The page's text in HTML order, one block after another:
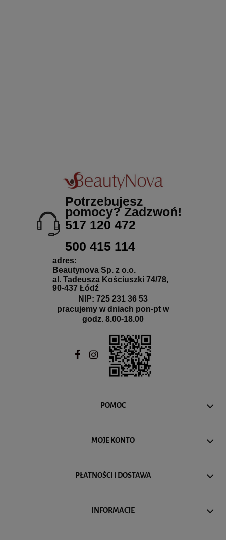
Potrzebujesz
pomocy? Zadzwoń!
517 120 472
500 415 114
adres:
Beautynova Sp. z o.o.
al. Tadeusza Kościuszki 74/78,
90-437 Łódź
NIP: 725 231 36 53
pracujemy w dniach pon-pt w
godz. 8.00-18.00
POMOC
MOJE KONTO
PŁATNOŚCI I DOSTAWA
INFORMACJE